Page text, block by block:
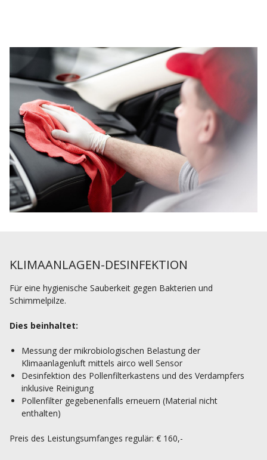
KLIMAANLAGEN-DESINFEKTION
Für eine hygienische Sauberkeit gegen Bakterien und
Schimmelpilze.
Dies beinhaltet:
Messung der mikrobiologischen Belastung der
Klimaanlagenluft mittels airco well Sensor
Desinfektion des Pollenfilterkastens und des Verdampfers
inklusive Reinigung
Pollenfilter gegebenenfalls erneuern (Material nicht
enthalten)
Preis des Leistungsumfanges regulär: € 160,-